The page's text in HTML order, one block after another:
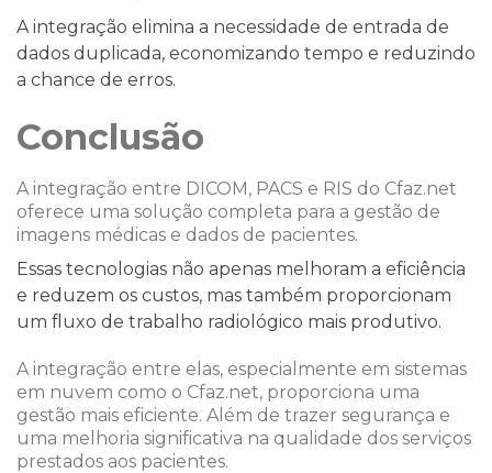
A integração elimina a necessidade de entrada de
dados duplicada, economizando tempo e reduzindo
a chance de erros.
Conclusão
A integração entre DICOM, PACS e RIS do Cfaz.net
oferece uma solução completa para a gestão de
imagens médicas e dados de pacientes.
Essas tecnologias não apenas melhoram a eficiência
e reduzem os custos, mas também proporcionam
um fluxo de trabalho radiológico mais produtivo.
A integração entre elas, especialmente em sistemas
em nuvem como o Cfaz.net, proporciona uma
gestão mais eficiente. Além de trazer segurança e
uma melhoria significativa na qualidade dos serviços
prestados aos pacientes.